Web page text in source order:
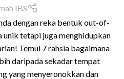
IBS
dengan reka bentuk out-of-
unik tetapi juga menghidupkan
Temui 7 rahsia bagaimana
daripada sekadar tempat
yang menyeronokkan dan